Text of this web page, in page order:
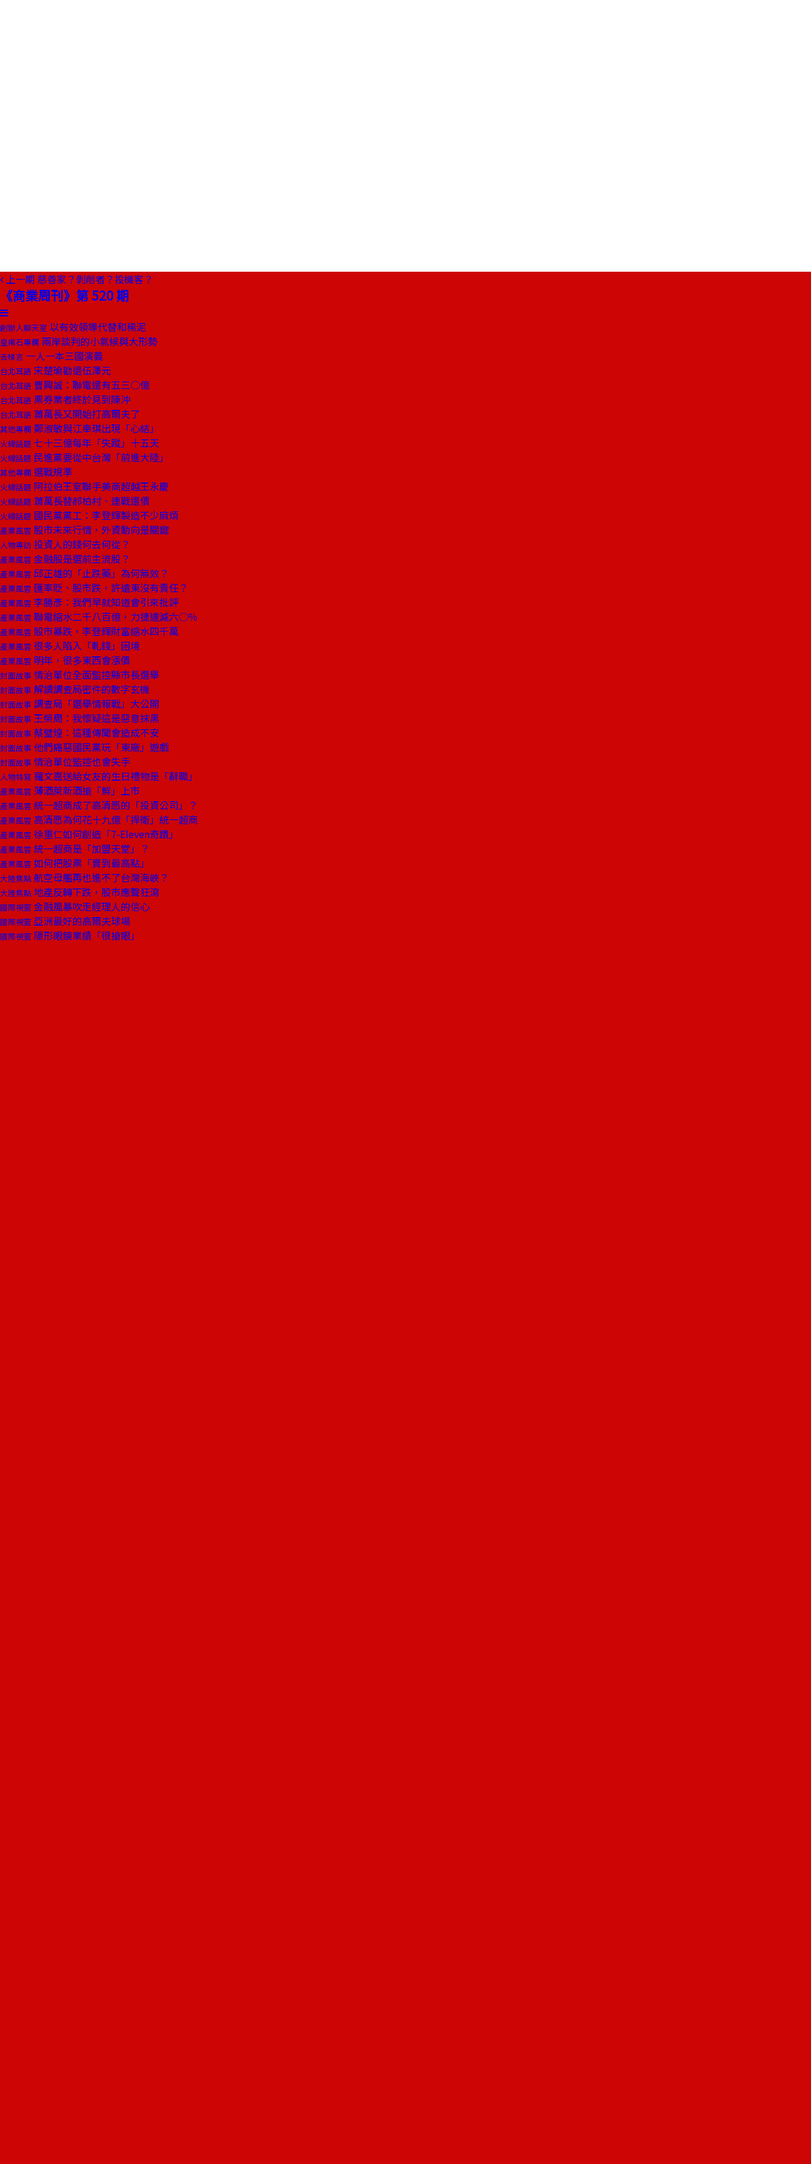
上一期 慈善家？剝削者？投機客？
《商業周刊》第 520 期
創辦人聊天室 以有效領導代替和稀泥
皇甫石專欄 兩岸談判的小氣候與大形勢
去梯言 一人一本三國演義
台北耳語 宋楚瑜勸退伍澤元
台北耳語 曹興誠：聯電還有五三○億
台北耳語 票券業者終於見到陳沖
台北耳語 蕭萬長又開始打高爾夫了
其他專欄 鄭淑敏與江奉琪出現「心結」
火線話題 七十三億每年「失蹤」十五天
火線話題 民進黨要從中台灣「前進大陸」
其他專欄 選戰規準
火線話題 阿拉伯王室聯手美商超越王永慶
火線話題 蕭萬長替郝柏村、連戰還債
火線話題 國民黨黨工：李登輝製造不少麻煩
產業風雲 股市未來行情，外資動向是關鍵
人物專訪 投資人的錢何去何從？
產業風雲 金融股是選前主流股？
產業風雲 邱正雄的「止跌藥」為何無效？
產業風雲 匯率貶、股市跌，許遠東沒有責任？
產業風雲 李勝彥：我們早就知道會引來批評
產業風雲 聯電縮水二千八百億，力捷遽減六○％
產業風雲 股市暴跌，李登輝財富縮水四千萬
產業風雲 很多人陷入「軋錢」困境
產業風雲 明年，很多東西會漲價
封面故事 情治單位全面監控縣市長選舉
封面故事 解讀調查局密件的數字玄機
封面故事 調查局「選舉情報戰」大公開
封面故事 王榮周：我懷疑這是惡意抹黑
封面故事 蔡璧煌：這種傳聞會造成不安
封面故事 他們痛惡國民黨玩「東廠」遊戲
封面故事 情治單位監控也會失手
人物特寫 羅文嘉送給女友的生日禮物是「辭職」
產業風雲 薄酒萊新酒搶「鮮」上市
產業風雲 統一超商成了高清愿的「投資公司」？
產業風雲 高清愿為何花十九億「捍衛」統一超商
產業風雲 徐重仁如何創造「7-Eleven奇蹟」
產業風雲 統一超商是「加盟天堂」？
產業風雲 如何把股票「賣到最高點」
大陸焦點 航空母艦再也進不了台灣海峽？
大陸焦點 地產反轉下跌，股市應聲狂瀉
國際視窗 金融風暴吹走經理人的信心
國際視窗 亞洲最好的高爾夫球場
國際視窗 隱形眼鏡業績「很搶眼」